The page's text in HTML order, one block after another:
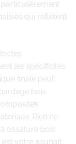
particulièrement
qui reflètent
les spécificités
finale peut
bois
Rien ne
ossature bois
votre souhait.